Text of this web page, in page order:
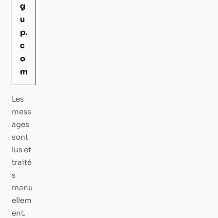
g
u
p.
c
o
m
Les
mess
ages
sont
lus et
traité
s
manu
ellem
ent.